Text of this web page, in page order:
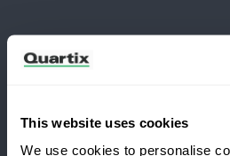
This website uses cookies
We use cookies to personalise
Boletín
estudios de caso de Quartix.